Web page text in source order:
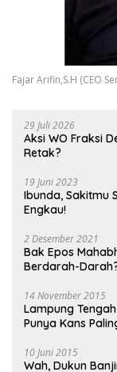
Fajar Arifin,S.H (CEO
29 Juli 2026
Aksi WO Fraksi
Retak?
19 Juni 2023
Ibunda, Sakitmu
Engkau!
2 Desember 2021
Bak Epos
Berdarah-
14 November 2015
Lampung
Punya Kans
10 Juni 2015
Wah, Dukun